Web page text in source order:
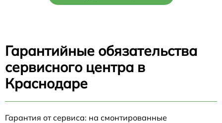
Гарантийные обязательства
сервисного центра в
Краснодаре
Гарантия от сервиса: на смонтированные